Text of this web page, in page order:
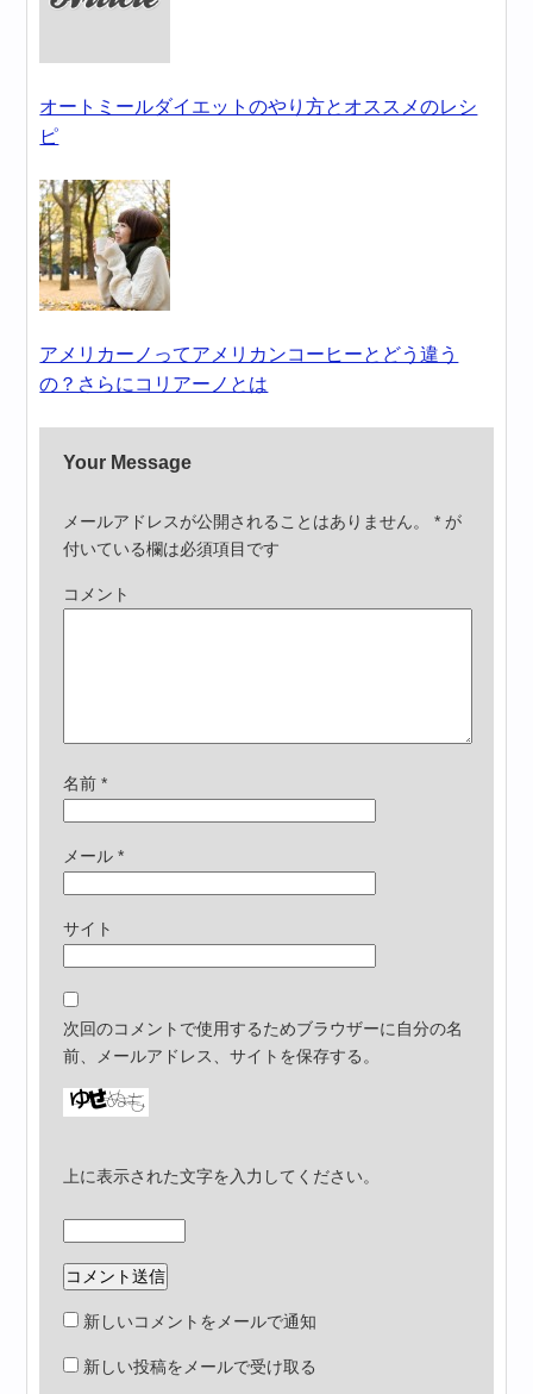
オートミールダイエットのやり方とオススメのレシ
ピ
アメリカーノってアメリカンコーヒーとどう違う
の？さらにコリアーノとは
Your Message
メールアドレスが公開されることはありません。 * が
付いている欄は必須項目です
コメント
名前*
メール*
サイト
次回のコメントで使用するためブラウザーに自分の名
前、メールアドレス、サイトを保存する。
上に表示された文字を入力してください。
新しいコメントをメールで通知
新しい投稿をメールで受け取る